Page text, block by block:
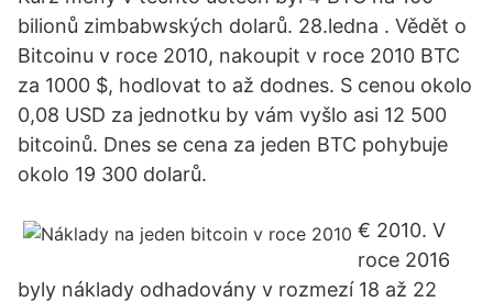
bilionů zimbabwských dolarů. 28.ledna . Vědět o
Bitcoinu v roce 2010, nakoupit v roce 2010 BTC
za 1000 $, hodlovat to až dodnes. S cenou okolo
0,08 USD za jednotku by vám vyšlo asi 12 500
bitcoinů. Dnes se cena za jeden BTC pohybuje
okolo 19 300 dolarů.
€ 2010. V
roce 2016
byly náklady odhadovány v rozmezí 18 až 22